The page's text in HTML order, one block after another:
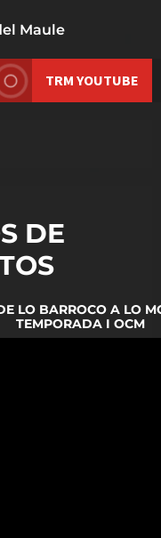
TRM YOUTUBE
DE
LO BARROCO A LO
TEMPORADA I OCM